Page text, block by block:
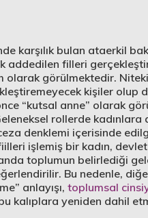
karşılık bulan ataerkil
addedilen filleri
olarak görülmektedir.
kişiler olup
“kutsal anne” olarak
rollerde
denklemi içerisinde
işlemiş bir kadın,
toplumun belirlediği
Bu nedenle,
anlayışı, toplumsal
kalıplara yeniden dahil